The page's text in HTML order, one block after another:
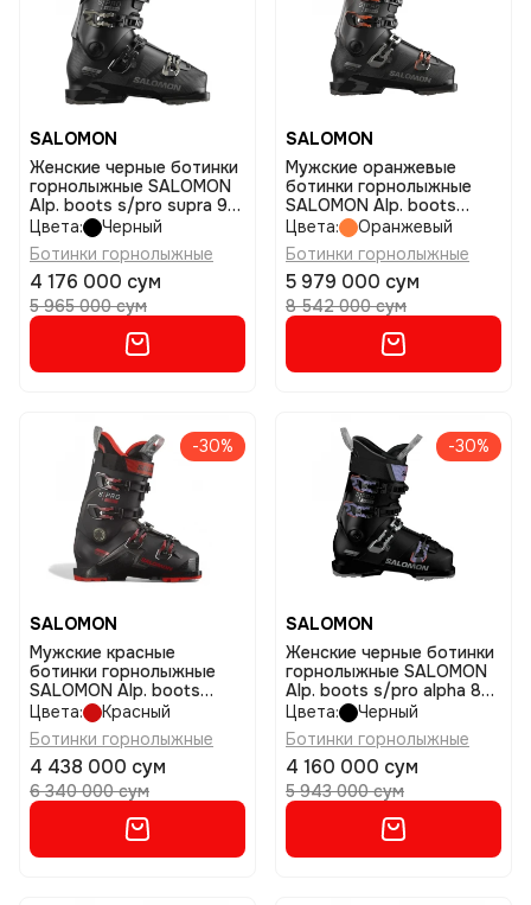
SALOMON
Женские черные ботинки
горнолыжные SALOMON
Alp. boots s/pro supra 90
w gw bk/l br m размер
23/23,5
Цвета:
Черный
Ботинки горнолыжные
4 176 000 сум
5 965 000 сум
SALOMON
Мужские оранжевые
ботинки горнолыжные
SALOMON Alp. boots
s/pro supra 110 gw bk/dr
g m размер 26/26,5
Цвета:
Оранжевый
Ботинки горнолыжные
5 979 000 сум
8 542 000 сум
-30%
SALOMON
Мужские красные
ботинки горнолыжные
SALOMON Alp. boots
s/pro hv 100 gw
bk/red/belu размер
27/27,5
Цвета:
Красный
Ботинки горнолыжные
4 438 000 сум
6 340 000 сум
-30%
SALOMON
Женские черные ботинки
горнолыжные SALOMON
Alp. boots s/pro alpha 80
w gw black//bk размер
23/23,5
Цвета:
Черный
Ботинки горнолыжные
4 160 000 сум
5 943 000 сум